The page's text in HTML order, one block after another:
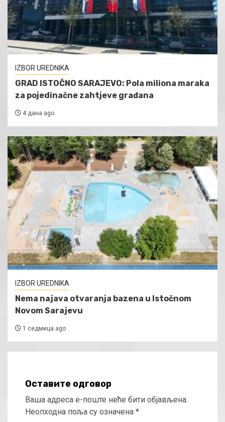
IZBOR UREDNIKA
GRAD ISTOČNO SARAJEVO: Pola miliona maraka
za pojedinačne zahtjeve građana
4 дана ago
IZBOR UREDNIKA
Nema najava otvaranja bazena u Istočnom
Novom Sarajevu
1 седмица ago
Оставите одговор
Ваша адреса е-поште неће бити објављена.
Неопходна поља су означена *